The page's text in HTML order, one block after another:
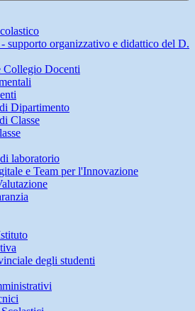
supporto organizzativo e didattico del D.
Collegio Docenti
Dipartimento
Classe
laboratorio
e Team per l'Innovazione
degli studenti